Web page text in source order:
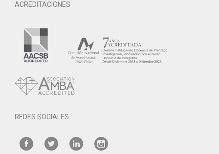
ACREDITACIONES
REDES SOCIALES